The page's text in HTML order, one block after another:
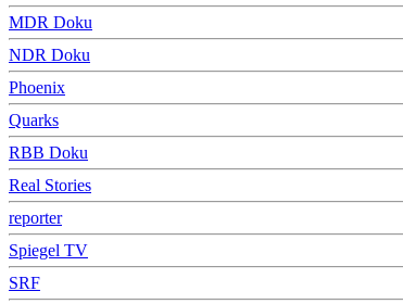
MDR Doku
NDR Doku
Phoenix
Quarks
RBB Doku
Real Stories
reporter
Spiegel TV
SRF